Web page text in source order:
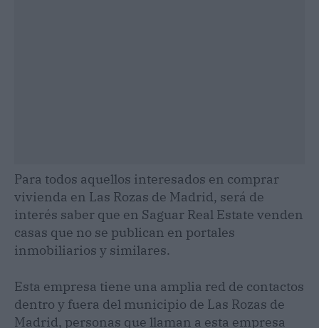
Para todos aquellos interesados en comprar
vivienda en Las Rozas de Madrid, será de
interés saber que en Saguar Real Estate venden
casas que no se publican en portales
inmobiliarios y similares.
Esta empresa tiene una amplia red de contactos
dentro y fuera del municipio de Las Rozas de
Madrid, personas que llaman a esta empresa